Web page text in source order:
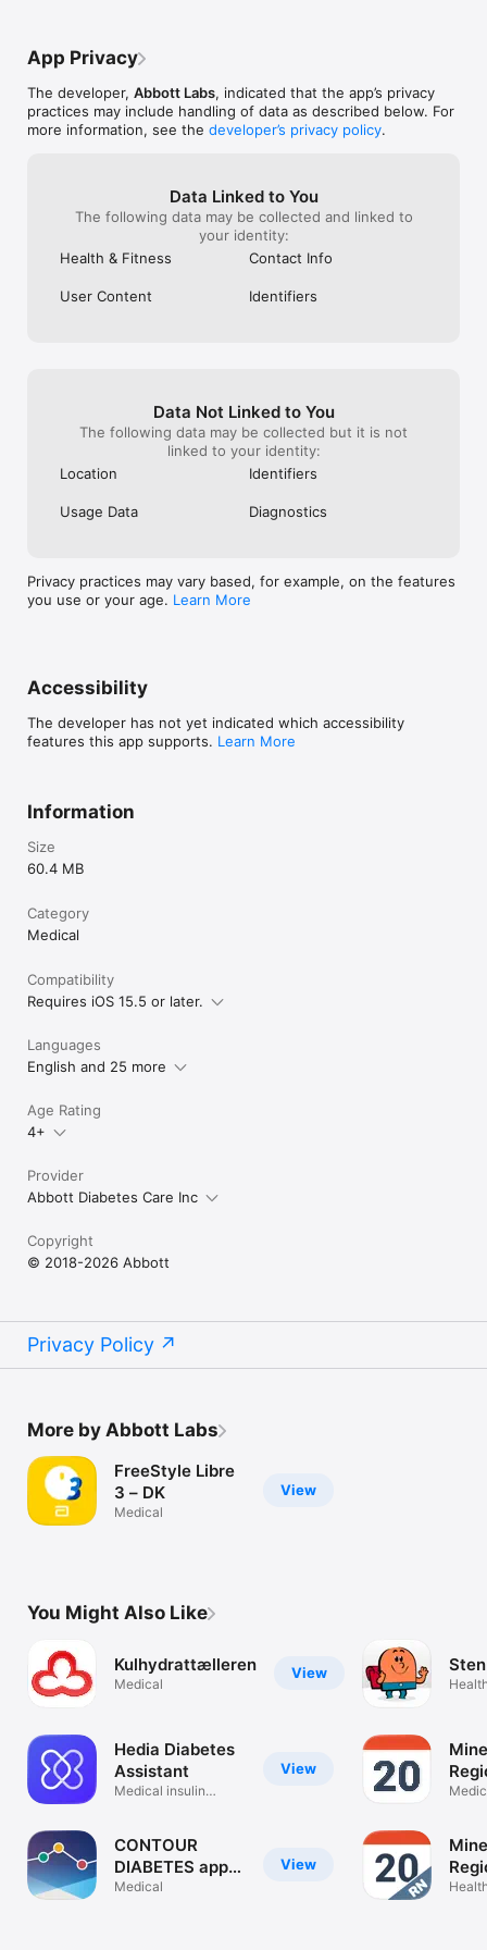
hos personer med diabetes sammen med en sensor. Se
oplysninger om, hvordan du bruger FreeStyle LibreLink.
Kontakt kundesupport hos Abbott Diabetes Care, hvis du har
brug for en trykt brugervejledning.
dette produkt er det rette for dig, eller hvis du har spørgsmål
om, hvordan du bruger dette produkt til at træffe beslutninger
om behandling.
Få mere at vide på http://FreeStyleLibre.com.
[1] Hvis du bruger FreeStyle LibreLink appen, skal du også
[3] Brug af FreeStyle LibreLink og LibreLinkUp kræver
registrering i LibreView.
are marks of Abbott. Other trademarks are the property of
their respective owners.
juridiske oplysninger og brugsbetingelser.
problemer, som kundeservice kan hjælpe med.
App Privacy
The developer, Abbott Labs, indicated that the app’s privacy
practices may include handling of data as described below. For
more information, see the developer’s privacy policy.
Data Linked to You
The following data may be collected and linked to
your identity:
Health & Fitness
Contact Info
User Content Identifiers
Data Not Linked to You
The following data may be collected but it is not
linked to your identity:
Location
Identifiers
Usage Data Diagnostics
Privacy practices may vary based, for example, on the features
you use or your age. Learn More
Accessibility
The developer has not yet indicated which accessibility
features this app supports. Learn More
Information
Size
60.4 MB
Category
Medical
Compatibility
Requires iOS 15.5 or later.
Languages
English and 25 more
Age Rating
4+
Provider
Abbott Diabetes Care Inc
Copyright
© 2018-2026 Abbott
Privacy Policy
More by Abbott Labs
View
FreeStyle Libre
3 – DK
Medical
You Might Also Like
View
Kulhydrattælleren
Medical
View
Hedia Diabetes
Assistant
Medical insulin
View
CONTOUR
DIABETES app
(DK)
Medical